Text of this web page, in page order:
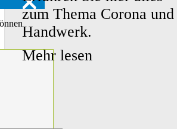
zum Thema Corona und
Handwerk.
Mehr lesen